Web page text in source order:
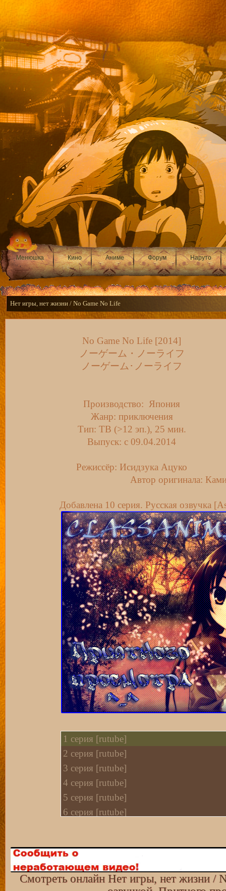
Менюшка Кино Аниме Форум Наруто
Нет игры, нет жизни / No Game No Life
No Game No Life [2014]
ノーゲーム・ノーライフ
ノーゲーム･ノーライフ
Производство: Япония
Жанр: приключения
Тип: ТВ (>12 эп.), 25 мин.
Выпуск: c 09.04.2014
Режиссёр: Исидзука Ацуко
Автор оригинала:
Добавлена 10 серия. Русская озвучка
1 cерия [rutube]
2 cерия [rutube]
3 cерия [rutube]
4 cерия [rutube]
5 cерия [rutube]
6 cерия [rutube]
9 cерия [rutube]
10 cерия [rutube]
11 cерия [rutube]
Смотреть онлайн Нет игры, нет жизни /